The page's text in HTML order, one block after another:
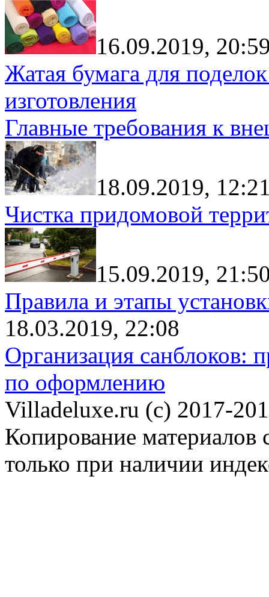
16.09.2019,
Жатая бумага для
изготовления
Главные требования к
18.09.2019,
Чистка придомовой
15.09.2019,
Правила и этапы
18.03.2019, 22:08
Организация санблоков:
по оформлению
Villadeluxe.ru (c) 2017-
Копирование материалов
только при наличии